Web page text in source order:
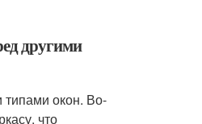
другими
окон. Во-
что